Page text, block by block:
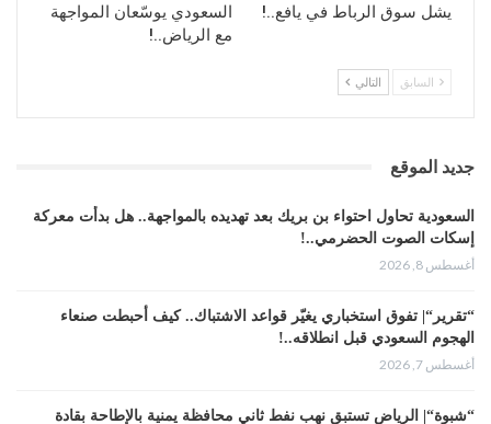
يشل سوق الرباط في يافع..!
السعودي يوسّعان المواجهة
مع الرياض..!
السابق التالي
جديد الموقع
السعودية تحاول احتواء بن بريك بعد تهديده بالمواجهة.. هل بدأت معركة
إسكات الصوت الحضرمي..!
أغسطس 8, 2026
“تقرير“| تفوق استخباري يغيّر قواعد الاشتباك.. كيف أحبطت صنعاء
الهجوم السعودي قبل انطلاقه..!
أغسطس 7, 2026
“شبوة“| الرياض تستبق نهب نفط ثاني محافظة يمنية بالإطاحة بقادة